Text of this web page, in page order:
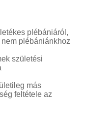
plébániáról,
plébániánkhoz
születési
más
feltétele az